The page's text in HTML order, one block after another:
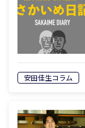
安田佳生コラム